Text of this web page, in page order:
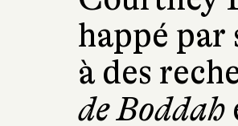
happé par
à des
de Boddah